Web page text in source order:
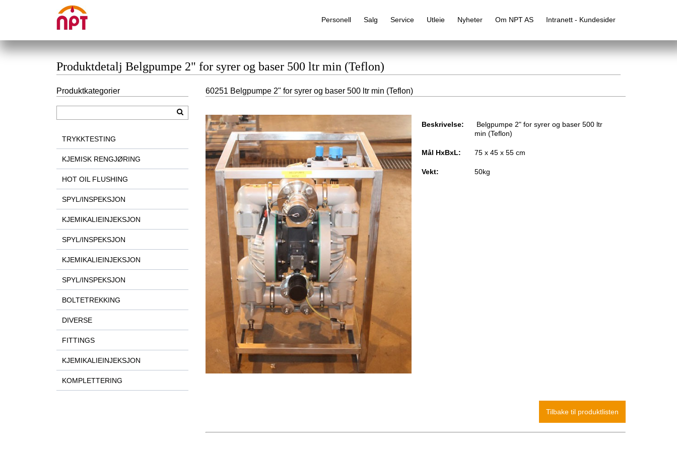
Personell Salg Service Utleie
Alfabetisk produktregister
Nyheter Om NPT AS Intranett - Kundesider
Produktdetalj Belgpumpe 2" for syrer og baser 500 ltr min (Teflon)
60251 Belgpumpe 2" for syrer og baser 500 ltr min (Teflon)
Beskrivelse:
Belgpumpe 2" for syrer og baser 500 ltr
min (Teflon)
Mål HxBxL: 75 x 45 x 55 cm
Vekt: 50kg
Produktkategorier
TRYKKTESTING
KJEMISK RENGJØRING
HOT OIL FLUSHING
SPYL/INSPEKSJON
KJEMIKALIEINJEKSJON
SPYL/INSPEKSJON
KJEMIKALIEINJEKSJON
SPYL/INSPEKSJON
BOLTETREKKING
DIVERSE
FITTINGS
KJEMIKALIEINJEKSJON
KOMPLETTERING